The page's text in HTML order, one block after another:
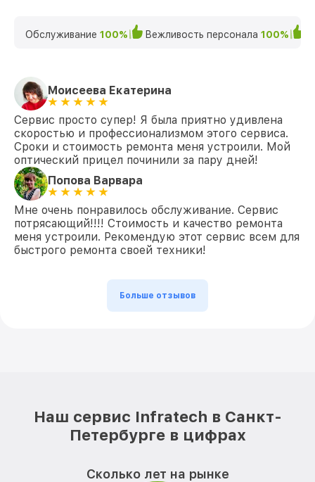
Обслуживание 100% Вежливость персонала 100%
Моисеева Екатерина
Сервис просто супер! Я была приятно удивлена
скоростью и профессионализмом этого сервиса.
Сроки и стоимость ремонта меня устроили. Мой
оптический прицел починили за пару дней!
Попова Варвара
Мне очень понравилось обслуживание. Сервис
потрясающий!!!! Стоимость и качество ремонта
меня устроили. Рекомендую этот сервис всем для
быстрого ремонта своей техники!
Больше отзывов
Наш сервис Infratech в Санкт-
Петербурге в цифрах
Сколько лет на рынке